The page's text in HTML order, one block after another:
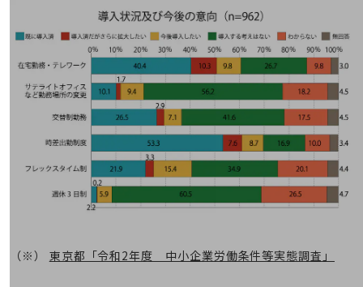
医療・介護
観光
教育
モビリティ
キーワードで探す
おすすめの機種、料金やサービスをご紹介
（※） 東京都「令和2年度 中小企業労働条件等実態調査」